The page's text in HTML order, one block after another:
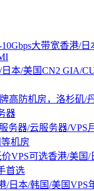
10Gbps大带宽香港/
日本/美国CN2 GIA/
高防机房，洛杉矶/
器
务器/云服务器/VPS
机房
价VPS可选香港/美国
首选
/日本/韩国/美国VPS